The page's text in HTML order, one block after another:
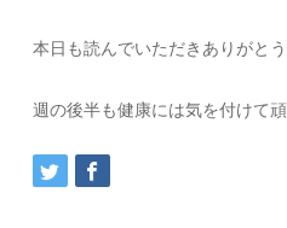
本日も読んでいただきありがとう
週の後半も健康には気を付けて